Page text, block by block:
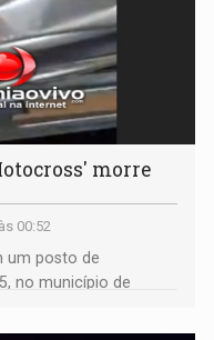
morre
00:52
um posto de
no município de